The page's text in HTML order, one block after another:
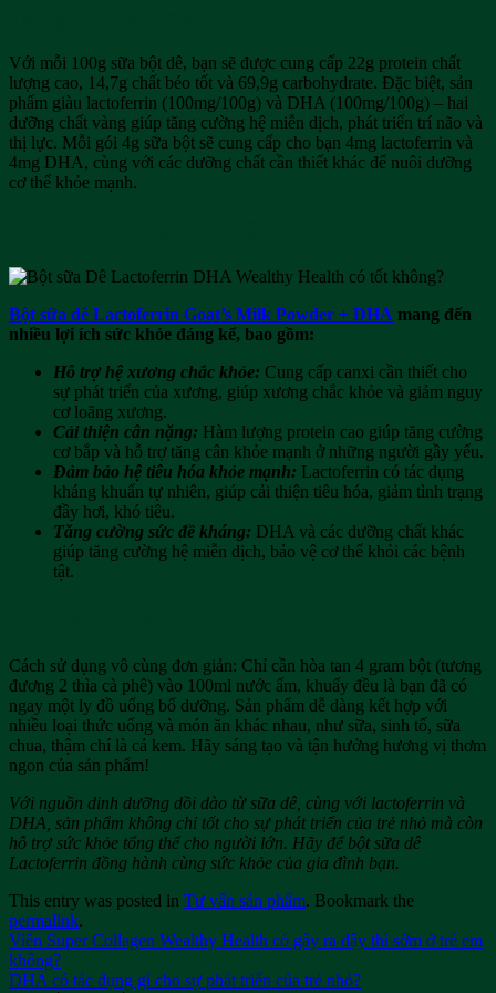
Với mỗi 100g sữa bột dê, bạn sẽ được cung cấp 22g protein chất
lượng cao, 14,7g chất béo tốt và 69,9g carbohydrate. Đặc biệt, sản
phẩm giàu lactoferrin (100mg/100g) và DHA (100mg/100g) – hai
dưỡng chất vàng giúp tăng cường hệ miễn dịch, phát triển trí não và
thị lực. Mỗi gói 4g sữa bột sẽ cung cấp cho bạn 4mg lactoferrin và
4mg DHA, cùng với các dưỡng chất cần thiết khác để nuôi dưỡng
cơ thể khỏe mạnh.
Bột sữa dê Lactoferrin Goat’s Milk Powder + DHA mang đến
nhiều lợi ích sức khỏe đáng kể, bao gồm:
Hỗ trợ hệ xương chắc khỏe: Cung cấp canxi cần thiết cho
sự phát triển của xương, giúp xương chắc khỏe và giảm nguy
cơ loãng xương.
Cải thiện cân nặng: Hàm lượng protein cao giúp tăng cường
cơ bắp và hỗ trợ tăng cân khỏe mạnh ở những người gầy yếu.
Đảm bảo hệ tiêu hóa khỏe mạnh: Lactoferrin có tác dụng
kháng khuẩn tự nhiên, giúp cải thiện tiêu hóa, giảm tình trạng
đầy hơi, khó tiêu.
Tăng cường sức đề kháng: DHA và các dưỡng chất khác
giúp tăng cường hệ miễn dịch, bảo vệ cơ thể khỏi các bệnh
tật.
Cách sử dụng vô cùng đơn giản: Chỉ cần hòa tan 4 gram bột (tương
đương 2 thìa cà phê) vào 100ml nước ấm, khuấy đều là bạn đã có
ngay một ly đồ uống bổ dưỡng. Sản phẩm dễ dàng kết hợp với
nhiều loại thức uống và món ăn khác nhau, như sữa, sinh tố, sữa
chua, thậm chí là cả kem. Hãy sáng tạo và tận hưởng hương vị thơm
ngon của sản phẩm!
Với nguồn dinh dưỡng dồi dào từ sữa dê, cùng với lactoferrin và
DHA, sản phẩm không chỉ tốt cho sự phát triển của trẻ nhỏ mà còn
hỗ trợ sức khỏe tổng thể cho người lớn. Hãy để bột sữa dê
Lactoferrin đồng hành cùng sức khỏe của gia đình bạn.
This entry was posted in Tư vấn sản phẩm. Bookmark the
permalink.
Viên Super Collagen Wealthy Health có gây ra dậy thì sớm ở trẻ em
không?
DHA có tác dụng gì cho sự phát triển của trẻ nhỏ?